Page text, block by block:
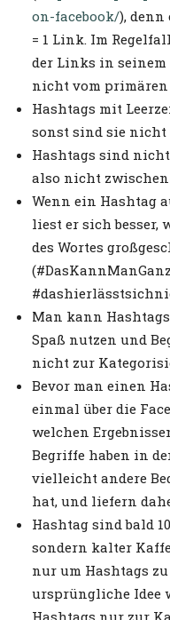
on-facebook/),
= 1 Link. Im
der Links in
nicht vom
Hashtags mit
sonst sind sie
Hashtags sind
also nicht
Wenn ein Hashtag
liest er sich besser,
des Wortes
Man kann
Spaß nutzen und
nicht zur
Bevor man einen
einmal über die
welchen
Begriffe haben in
vielleicht andere
hat, und liefern
Hashtag sind bald
sondern kalter
nur um Hashtags
ursprüngliche Idee
Hashtags nur zur